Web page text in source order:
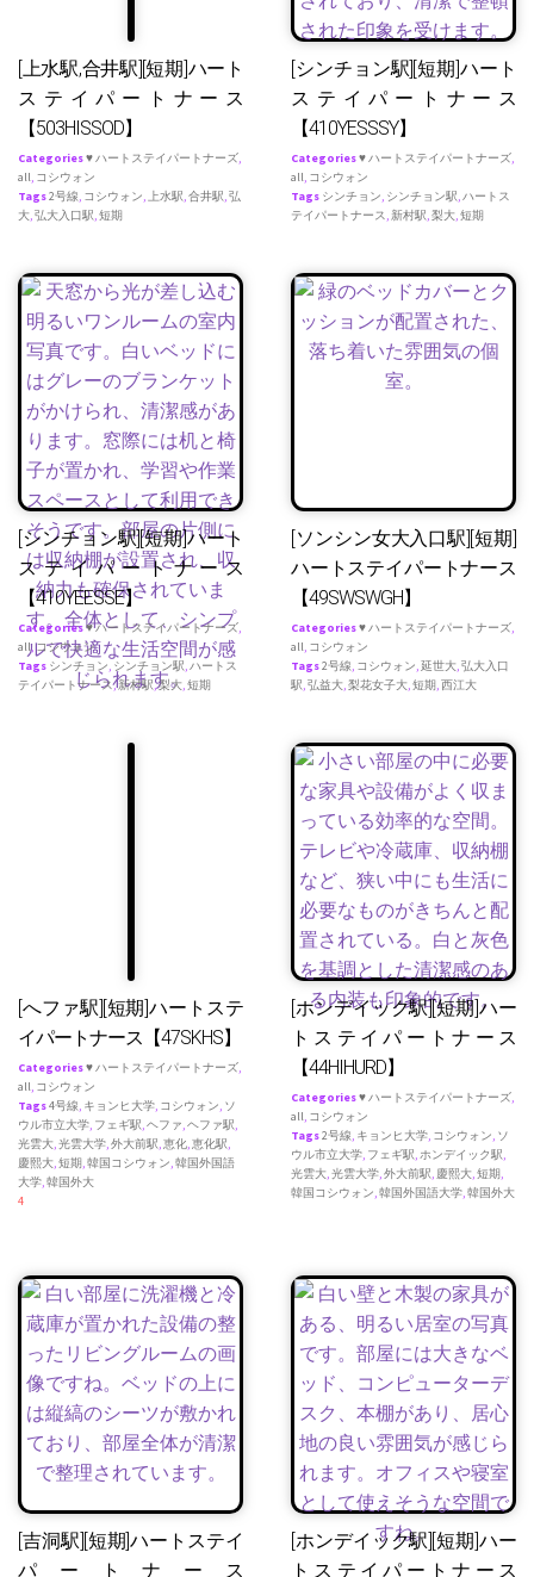
[上水駅,合井駅][短期]ハート
ステイパートナース
【503HISSOD】
Categories♥ ハートステイパートナーズ,
all, コシウォン
Tags2号線, コシウォン, 上水駅,合井駅,弘
大,弘大入口駅,短期
[シンチョン駅][短期]ハート
ステイパートナース
【410YESSSY】
Categories♥ ハートステイパートナーズ,
all, コシウォン
Tags シンチョン, シンチョン駅,ハートス
テイパートナース,新村駅,梨大,短期
[シンチョン駅][短期]ハート
ステイパートナース
【410YEESSE】
Categories♥ ハートステイパートナーズ,
all,コシウォン
Tags シンチョン, シンチョン駅,ハートス
テイパートナース,新村駅,梨大,短期
[ソンシン女大入口駅][短期]
ハートステイパートナース
【49SWSWGH】
Categories♥ ハートステイパートナーズ,
all, コシウォン
Tags2号線, コシウォン,延世大,弘大入口
駅,弘益大,梨花女子大,短期,西江大
[へファ駅][短期]ハートステ
イパートナース【47SKHS】
Categories♥ ハートステイパートナーズ,
all, コシウォン
Tags4号線, キョンヒ大学, コシウォン, ソ
ウル市立大学, フェギ駅,ヘファ,ヘファ駅,
光雲大,光雲大学,外大前駅,恵化,恵化駅,
慶熙大,短期,韓国コシウォン,韓国外国語
大学,韓国外大
4
[ホンデイック駅][短期]ハー
トステイパートナース
【44HIHURD】
Categories♥ ハートステイパートナーズ,
all, コシウォン
Tags2号線, キョンヒ大学, コシウォン, ソ
ウル市立大学, フェギ駅,ホンデイック駅,
光雲大,光雲大学,外大前駅, 慶熙大,短期,
韓国コシウォン,韓国外国語大学,韓国外大
[吉洞駅][短期]ハートステイ
パートナース
[ホンデイック駅][短期]ハー
トステイパートナース